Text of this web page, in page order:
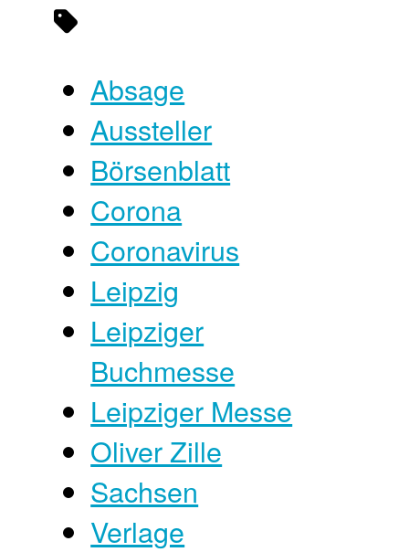
Absage
Aussteller
Börsenblatt
Corona
Coronavirus
Leipzig
Leipziger
Buchmesse
Leipziger Messe
Oliver Zille
Sachsen
Verlage